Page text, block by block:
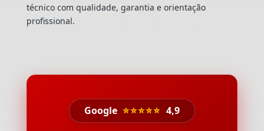
técnico com qualidade, garantia e orientação
profissional.
Google ⭐⭐⭐⭐⭐ 4,9